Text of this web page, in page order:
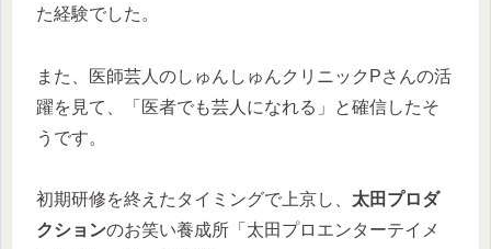
た経験でした。
また、医師芸人のしゅんしゅんクリニックPさんの活
躍を見て、「医者でも芸人になれる」と確信したそ
うです。
初期研修を終えたタイミングで上京し、 太田プロダ
クションのお笑い養成所「太田プロエンターテイメ